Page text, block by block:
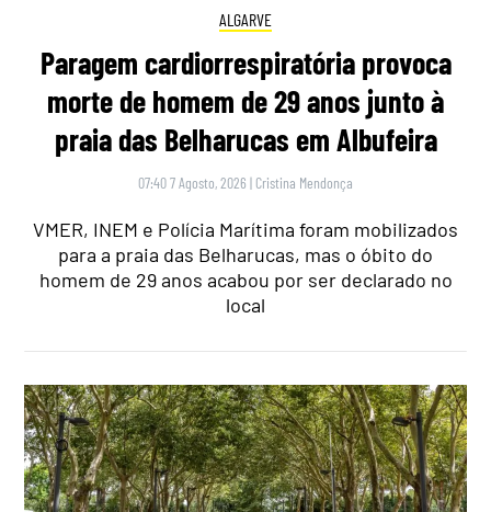
ALGARVE
Paragem cardiorrespiratória provoca
morte de homem de 29 anos junto à
praia das Belharucas em Albufeira
07:40 7 Agosto, 2026 | Cristina Mendonça
VMER, INEM e Polícia Marítima foram mobilizados
para a praia das Belharucas, mas o óbito do
homem de 29 anos acabou por ser declarado no
local